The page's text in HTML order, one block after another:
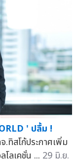
' ปลื้ม !
ทิสโก้ประกาศเพิ่ม
ลเคชั่น ... 29 มิ.ย.